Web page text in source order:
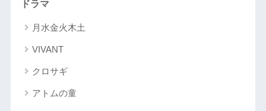
ドラマ
月水金火木土
VIVANT
クロサギ
アトムの童